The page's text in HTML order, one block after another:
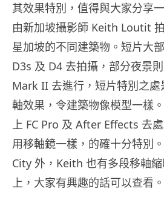
其效果特別，值得與大家分享
由新加坡攝影師 Keith Loutit
星加坡的不同建築物。短片大
D3s 及 D4 去拍攝，部分夜景
Mark II 去進行，短片特別之處
軸效果，令建築物像模型一樣
上 FC Pro 及 After Effects 去
用移軸鏡一樣，的確十分特別
City 外，Keith 也有多段移軸
上，大家有興趣的話可以查看。